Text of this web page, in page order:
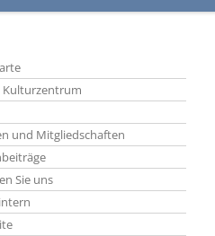
Kulturzentrum
und Mitgliedschaften
Sie uns